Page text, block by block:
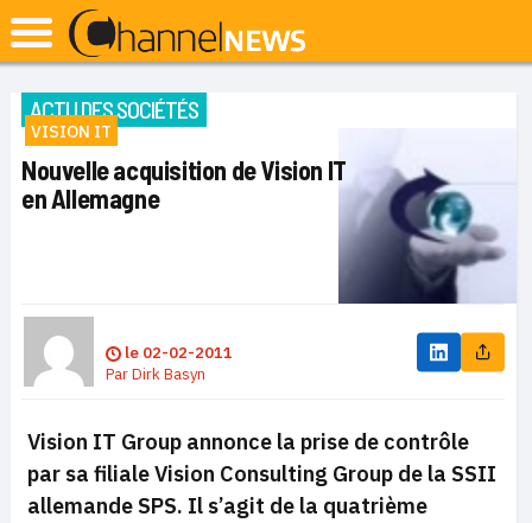
ACTU DES SOCIÉTÉS
VISION IT
Nouvelle acquisition de Vision IT
en Allemagne
le 02-02-2011
ParDirk Basyn
Vision IT Group annonce la prise de contrôle
par sa filiale Vision Consulting Group de la SSII
allemande SPS. Il s’agit de la quatrième